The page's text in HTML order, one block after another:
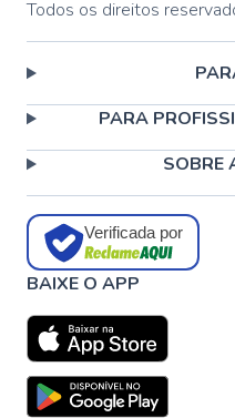
Todos os direitos
PARA
SOBRE
Verificada por
BAIXE O APP